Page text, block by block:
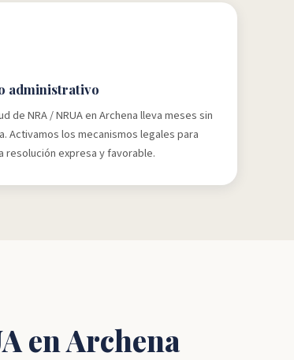
administrativo
de NRA / NRUA en Archena lleva meses sin
Activamos los mecanismos legales para
resolución expresa y favorable.
en Archena